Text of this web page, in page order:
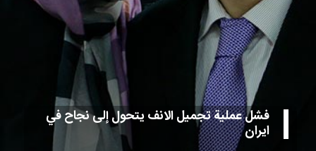
فشل عملية تجميل الانف يتحول إلى نجاح في
ايران